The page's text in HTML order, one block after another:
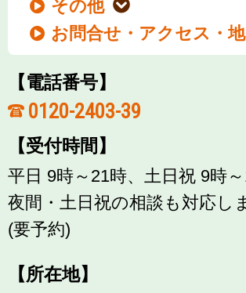
その他
お問合せ・アクセス・
【電話番号】
0120-2403-39
【受付時間】
平日 9時～21時、土日祝 9時
夜間・土日祝の相談も対応し
(要予約)
【所在地】